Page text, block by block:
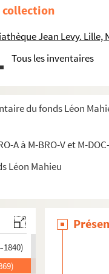
collection
Jean Levy. Lille,
Tous les inventaires
du fonds Léon
A à M-BRO-V et M-
Léon Mahieu
1840)